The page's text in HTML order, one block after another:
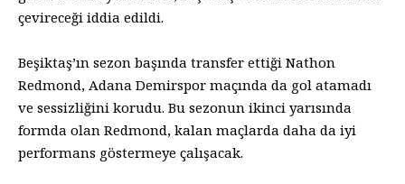
çevireceği iddia edildi.
Beşiktaş’ın sezon başında transfer ettiği Nathon
Redmond, Adana Demirspor maçında da gol atamadı
ve sessizliğini korudu. Bu sezonun ikinci yarısında
formda olan Redmond, kalan maçlarda daha da iyi
performans göstermeye çalışacak.